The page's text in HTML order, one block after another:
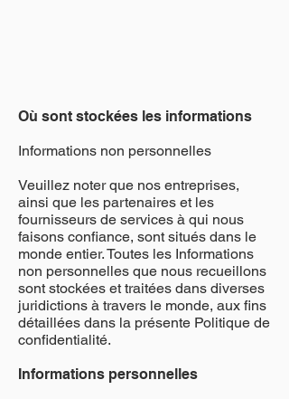
Où sont stockées les informations
Informations non personnelles
Veuillez noter que nos entreprises,
ainsi que les partenaires et les
fournisseurs de services à qui nous
faisons confiance, sont situés dans le
monde entier. Toutes les Informations
non personnelles que nous recueillons
sont stockées et traitées dans diverses
juridictions à travers le monde, aux fins
détaillées dans la présente Politique de
confidentialité.
Informations personnelles